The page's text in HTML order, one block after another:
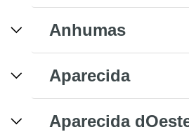
Anhumas
Aparecida
Aparecida